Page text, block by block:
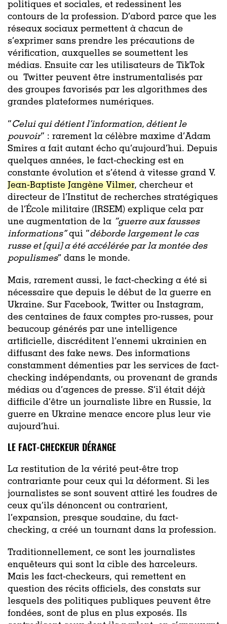
politiques et sociales, et redessinent les
contours de la profession. D’abord parce que les
réseaux sociaux permettent à chacun de
s’exprimer sans prendre les précautions de
vérification, auxquelles se soumettent les
médias. Ensuite car les utilisateurs de TikTok
ou Twitter peuvent être instrumentalisés par
des groupes favorisés par les algorithmes des
grandes plateformes numériques.
“Celui qui détient l’information, détient le
pouvoir” : rarement la célèbre maxime d’Adam
Smires a fait autant écho qu’aujourd’hui. Depuis
quelques années, le fact-checking est en
constante évolution et s’étend à vitesse grand V.
Jean-Baptiste Jangène Vilmer, chercheur et
directeur de l’Institut de recherches stratégiques
de l’École militaire (IRSEM) explique cela par
une augmentation de la “guerre aux fausses
informations’’qui “déborde largement le cas
russe et [qui] a été accélérée par la montée des
populismes’’ dans le monde.
Mais, rarement aussi, le fact-checking a été si
nécessaire que depuis le début de la guerre en
Ukraine. Sur Facebook, Twitter ou Instagram,
des centaines de faux comptes pro-russes, pour
beaucoup générés par une intelligence
artificielle, discréditent l’ennemi ukrainien en
diffusant des fake news. Des informations
constamment démenties par les services de fact-
checking indépendants, ou provenant de grands
médias ou d’agences de presse. S’il était déjà
difficile d’être un journaliste libre en Russie, la
guerre en Ukraine menace encore plus leur vie
aujourd’hui.
LE FACT-CHECKEUR DÉRANGE
La restitution de la vérité peut-être trop
contrariante pour ceux qui la déforment. Si les
journalistes se sont souvent attiré les foudres de
ceux qu’ils dénoncent ou contrarient,
l’expansion, presque soudaine, du fact-
checking, a créé un tournant dans la profession.
Traditionnellement, ce sont les journalistes
enquêteurs qui sont la cible des harceleurs.
Mais les fact-checkeurs, qui remettent en
question des récits officiels, des constats sur
lesquels des politiques publiques peuvent être
fondées, sont de plus en plus exposés. Ils